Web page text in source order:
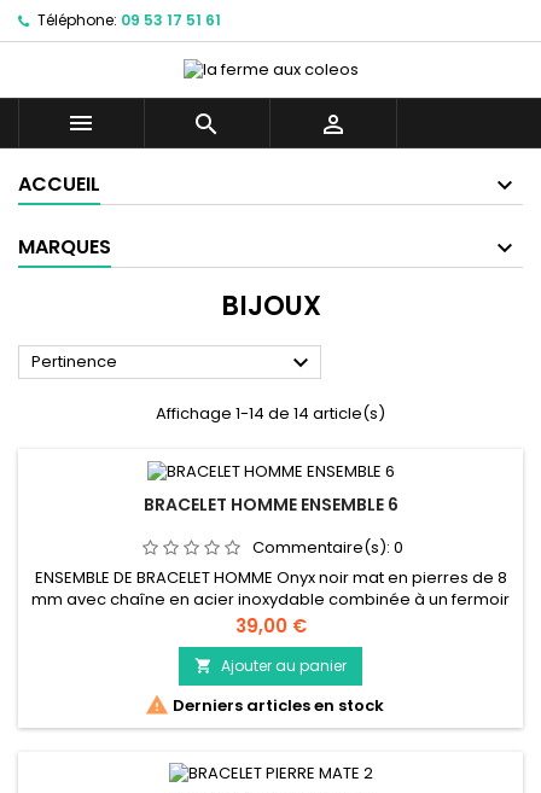
Téléphone: 09 53 17 51 61
  
ACCUEIL
MARQUES
BIJOUX
Pertinence 
Affichage 1-14 de 14 article(s)
BRACELET HOMME ENSEMBLE 6
Commentaire(s): 0
ENSEMBLE DE BRACELET HOMME Onyx noir mat en pierres de 8
mm avec chaîne en acier inoxydable combinée à un fermoir
de homard reptile comme un ensemble
Prix
39,00 €
 Ajouter au panier
 Derniers articles en stock